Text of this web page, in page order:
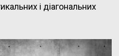
і діагональних